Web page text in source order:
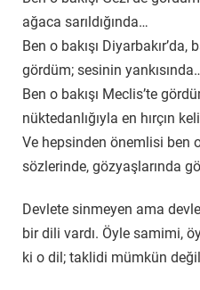
ağaca sarıldığında…
Ben o bakışı
gördüm; sesinin
Ben o bakışı Meclis’te
nüktedanlığıyla en hırçın
Ve hepsinden önemlisi ben o
sözlerinde, gözyaşlarında
Devlete sinmeyen ama
bir dili vardı. Öyle samimi,
ki o dil; taklidi mümkün